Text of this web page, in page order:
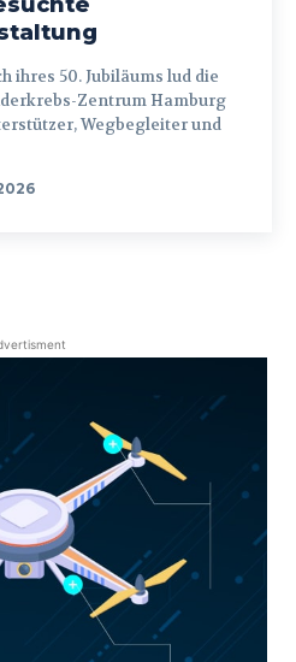
Zentrum Hamburg
Wegbegleiter und